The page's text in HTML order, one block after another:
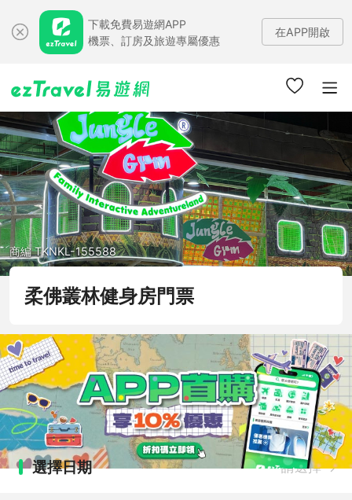
下載免費易遊網APP
機票、訂房及旅遊專屬優惠
在APP開啟
商編 TKNKL-155588
柔佛叢林健身房門票
選擇日期 請選擇